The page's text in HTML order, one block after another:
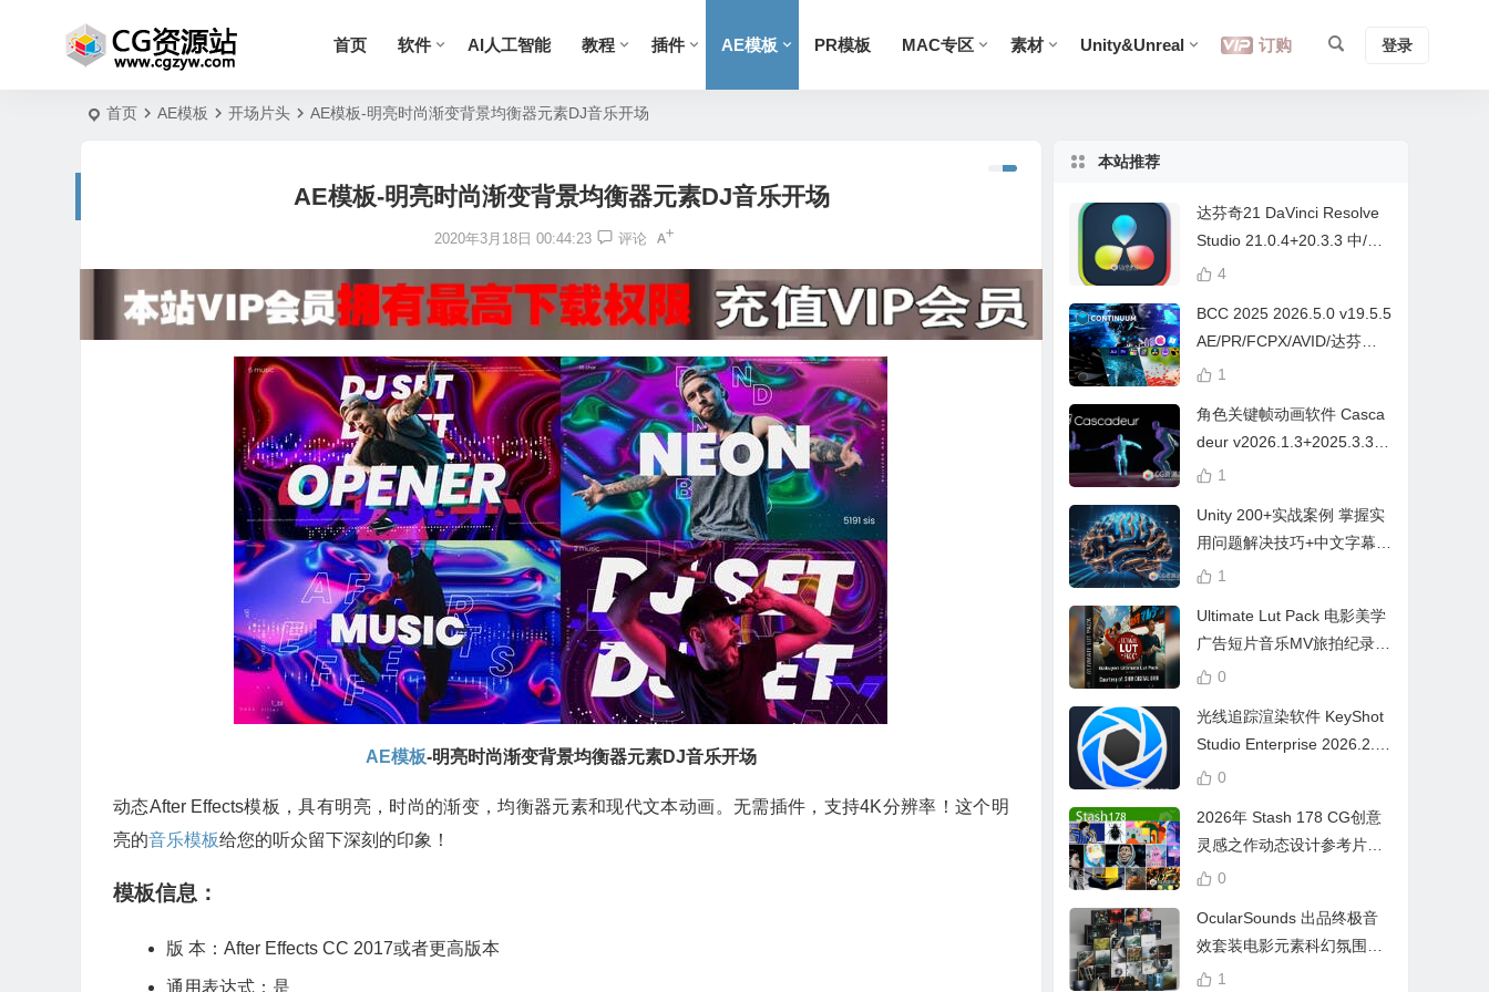
首页 软件 AI人工智能 教程 插件 AE模板 PR模板 MAC专区 素材 Unity&Unreal 订购 登录
首页 AE模板 开场片头 AE模板-明亮时尚渐变背景均衡器元素DJ音乐开场
AE模板-明亮时尚渐变背景均衡器元素DJ音乐开场
2020年3月18日 00:44:23 评论
AE模板-明亮时尚渐变背景均衡器元素DJ音乐开场
动态After Effects模板，具有明亮，时尚的渐变，均衡器元素和现代文本动画。无需插件，支持4K分辨率！这个明
亮的音乐模板给您的听众留下深刻的印象！
模板信息：
版 本：After Effects CC 2017或者更高版本
通用表达式：是
本站推荐
达芬奇21 DaVinci Resolve
Studio 21.0.4+20.3.3 中/英
文 Win/Mac
4
BCC 2025 2026.5.0 v19.5.5
AE/PR/FCPX/AVID/达芬奇
视频特效插件Continuum Wi
1
角色关键帧动画软件 Casca
deur v2026.1.3+2025.3.3
Win/Mac+中文字幕教程
1
Unity 200+实战案例 掌握实
用问题解决技巧+中文字幕 L
earn Problem Solving
1
Ultimate Lut Pack 电影美学
广告短片音乐MV旅拍纪录片
视频调色预设
0
光线追踪渲染软件 KeyShot
Studio Enterprise 2026.2.1
Win中文版
0
2026年 Stash 178 CG创意
灵感之作动态设计参考片广
告视频动画短片合集
0
OcularSounds 出品终极音
效套装电影元素科幻氛围冲
击无人机音效素材包 Full Ac
1